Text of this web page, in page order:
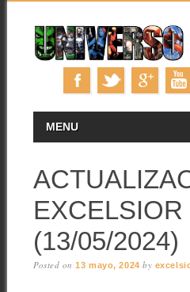
MAIN MENU
MENU
EXCELSIOR
(13/05/2024)
Posted on13 mayo, 2024 by